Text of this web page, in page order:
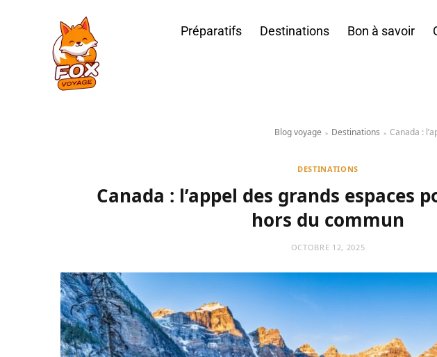
Préparatifs Destinations Bon à savoir
Blog voyage » Destinations » Canada :
DESTINATIONS
Canada : l’appel des grands espaces
hors du commun
OCTOBRE 12, 2025